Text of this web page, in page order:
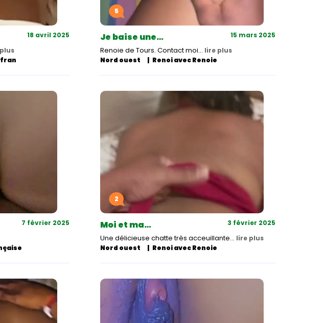
18 avril 2025
5
Je baise une… 15 mars 2025
Renoie de Tours. Contact moi… lire plus
Nord ouest
Renoi avec Renoie
7 février 2025
2
Moi et ma… 3 février 2025
Une délicieuse chatte très acceuillante... lire plus
Nord ouest
Renoi avec Renoie